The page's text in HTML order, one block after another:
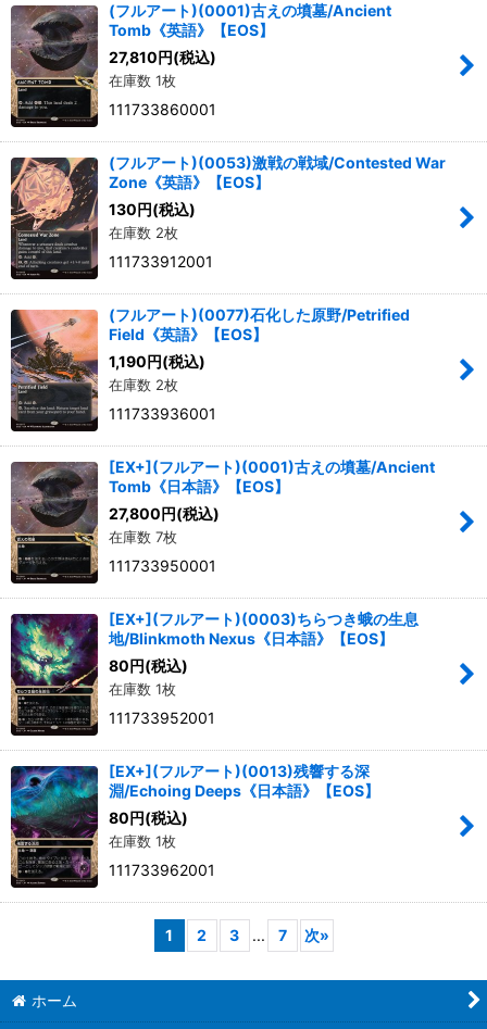
(フルアート)(0001)古えの墳墓/Ancient
Tomb《英語》【EOS】
27,810円(税込)
在庫数 1枚
111733860001
(フルアート)(0053)激戦の戦域/Contested War
Zone《英語》【EOS】
130円(税込)
在庫数 2枚
111733912001
(フルアート)(0077)石化した原野/Petrified
Field《英語》【EOS】
1,190円(税込)
在庫数 2枚
111733936001
[EX+](フルアート)(0001)古えの墳墓/Ancient
Tomb《日本語》【EOS】
27,800円(税込)
在庫数 7枚
111733950001
[EX+](フルアート)(0003)ちらつき蛾の生息
地/Blinkmoth Nexus《日本語》【EOS】
80円(税込)
在庫数 1枚
111733952001
[EX+](フルアート)(0013)残響する深
淵/Echoing Deeps《日本語》【EOS】
80円(税込)
在庫数 1枚
111733962001
1 2 3 ... 7 次»
ホーム